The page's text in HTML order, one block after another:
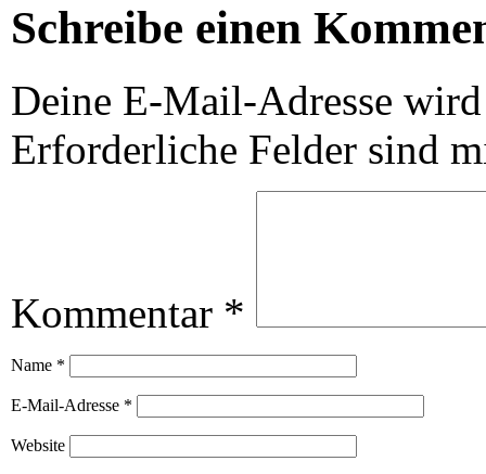
Schreibe einen
Deine E-Mail-Adresse
Erforderliche Felder sind
Kommentar *
Name *
E-Mail-Adresse *
Website